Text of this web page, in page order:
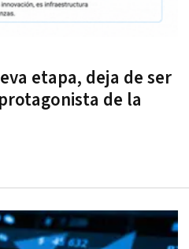
etapa, deja de ser
de la